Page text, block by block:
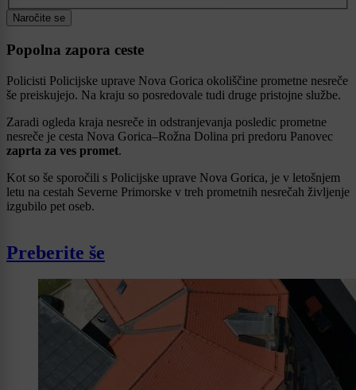
Naročite se
Popolna zapora ceste
Policisti Policijske uprave Nova Gorica okoliščine prometne nesreče
še preiskujejo. Na kraju so posredovale tudi druge pristojne službe.
Zaradi ogleda kraja nesreče in odstranjevanja posledic prometne
nesreče je cesta Nova Gorica–Rožna Dolina pri predoru Panovec
zaprta za ves promet.
Kot so še sporočili s Policijske uprave Nova Gorica, je v letošnjem
letu na cestah Severne Primorske v treh prometnih nesrečah življenje
izgubilo pet oseb.
Preberite še